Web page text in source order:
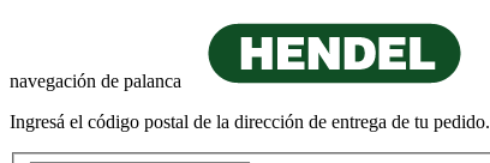
navegación de palanca
Ingresá el código postal de la dirección de entrega de tu pedido.